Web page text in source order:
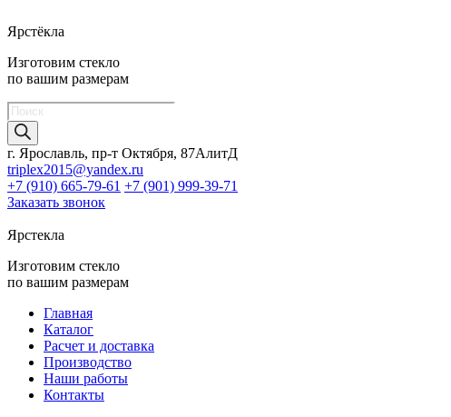
Ярстёкла
Изготовим стекло
по вашим размерам
Поиск
товаров
г. Ярославль, пр-т Октября, 87АлитД
triplex2015@yandex.ru
+7 (910) 665-79-61 +7 (901) 999-39-71
Заказать звонок
Ярстекла
Изготовим стекло
по вашим размерам
Главная
Каталог
Расчет и доставка
Производство
Наши работы
Контакты